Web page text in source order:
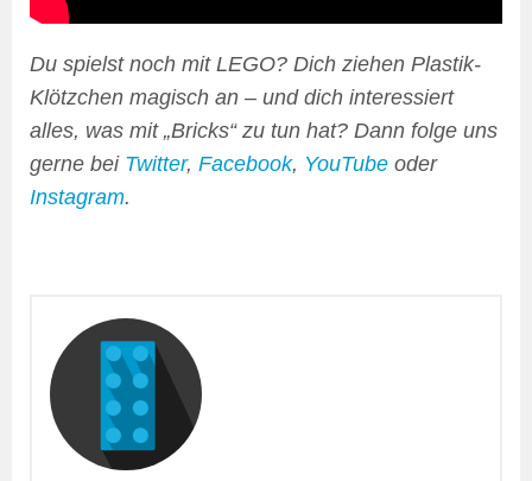
Du spielst noch mit LEGO? Dich ziehen Plastik-
Klötzchen magisch an – und dich interessiert
alles, was mit „Bricks“ zu tun hat? Dann folge uns
gerne bei Twitter, Facebook, YouTube oder
Instagram.